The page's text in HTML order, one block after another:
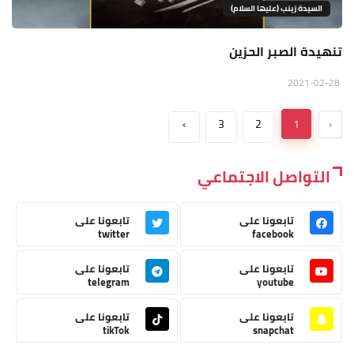
السيدة زينب (عليها السلام)
تنهيدة الصبر الحزين
‹
1
2
3
›
التواصل الاجتماعي
تابعونا على
facebook
تابعونا على
twitter
تابعونا على
youtube
تابعونا على
telegram
تابعونا على
snapchat
تابعونا على
tikTok